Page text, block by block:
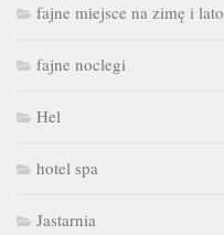
fajne miejsce na zimę i lato
fajne noclegi
Hel
hotel spa
Jastarnia